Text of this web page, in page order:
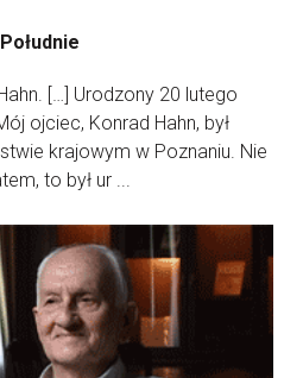
[…] Urodzony 20 lutego
ojciec, Konrad Hahn, był
krajowym w Poznaniu. Nie
to był ur ...